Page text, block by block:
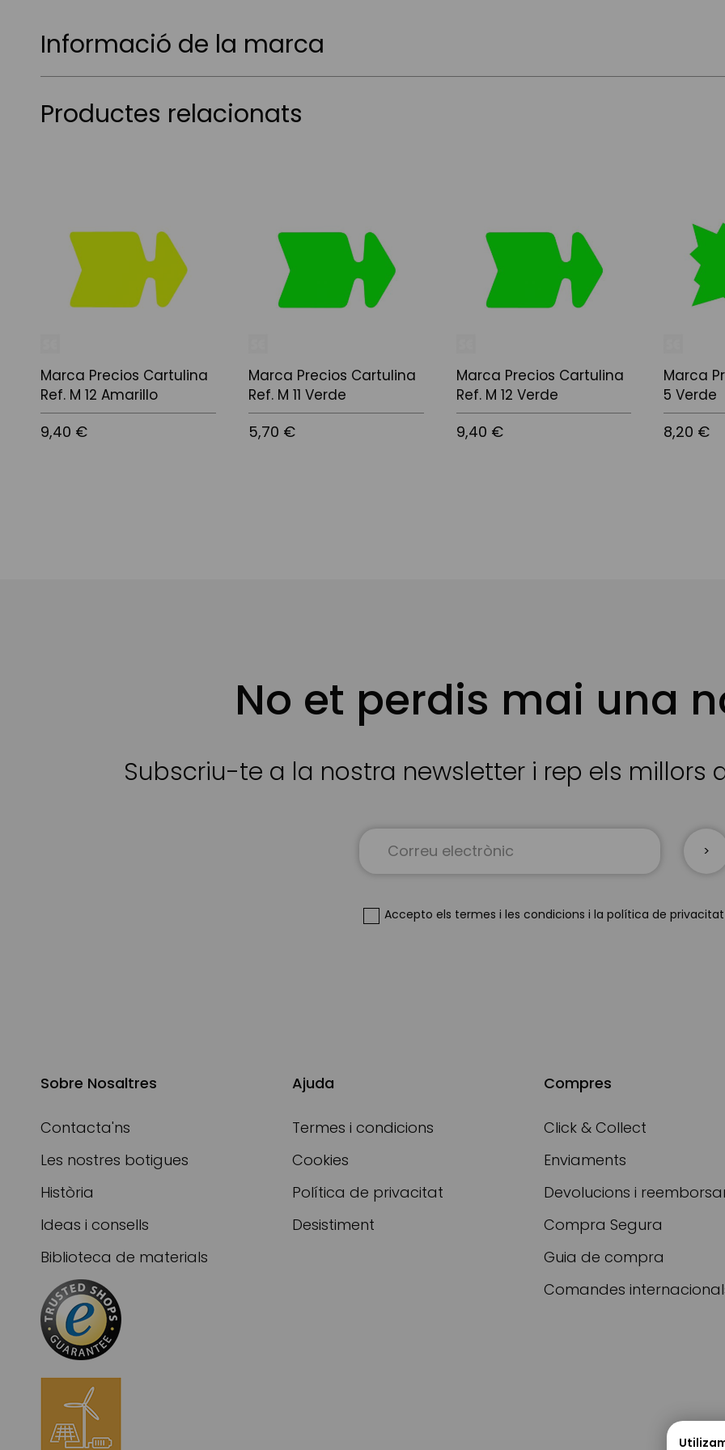
Informació de la marca
Productes relacionats
Marca Precios Cartulina
Ref. M 12 Amarillo
9,40 €
Marca Precios Cartulina
Ref. M 11 Verde
5,70 €
Marca Precios Cartulina
Ref. M 12 Verde
9,40 €
Marca
5 Verde
8,20 €
No et perdis mai una
Subscriu-te a la nostra newsletter i rep els millors
Up
Accepto els termes i les condicions i la política de privacitat
Sobre Nosaltres
Contacta'ns
Les nostres botigues
Història
Ideas i consells
Biblioteca de materials
Ajuda
Termes i condicions
Cookies
Política de privacitat
Desistiment
Compres
Click & Collect
Enviaments
Devolucions i
Compra Segura
Guia de compra
Comandes